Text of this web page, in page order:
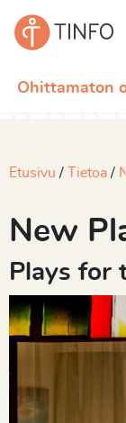
Ohittamaton
Etusivu Tietoa
New
Plays for